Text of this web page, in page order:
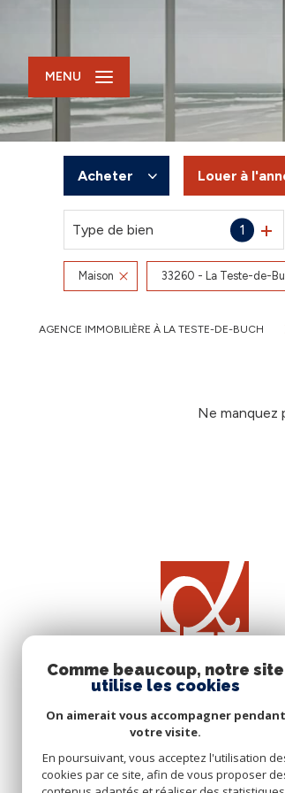
MENU
Acheter
De l'ancien
Du neuf
Louer à
à l'année
De
Type de bien 1
Maison 33260 - La Teste-de-
AGENCE IMMOBILIÈRE À LA TESTE-DE-BUCH
Ne manquez
Comme beaucoup, notre site
utilise les cookies
On aimerait vous accompagner pendant
votre visite.
En poursuivant, vous acceptez l'utilisation
cookies par ce site, afin de vous proposer